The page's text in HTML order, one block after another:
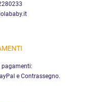
e Contrassegno.